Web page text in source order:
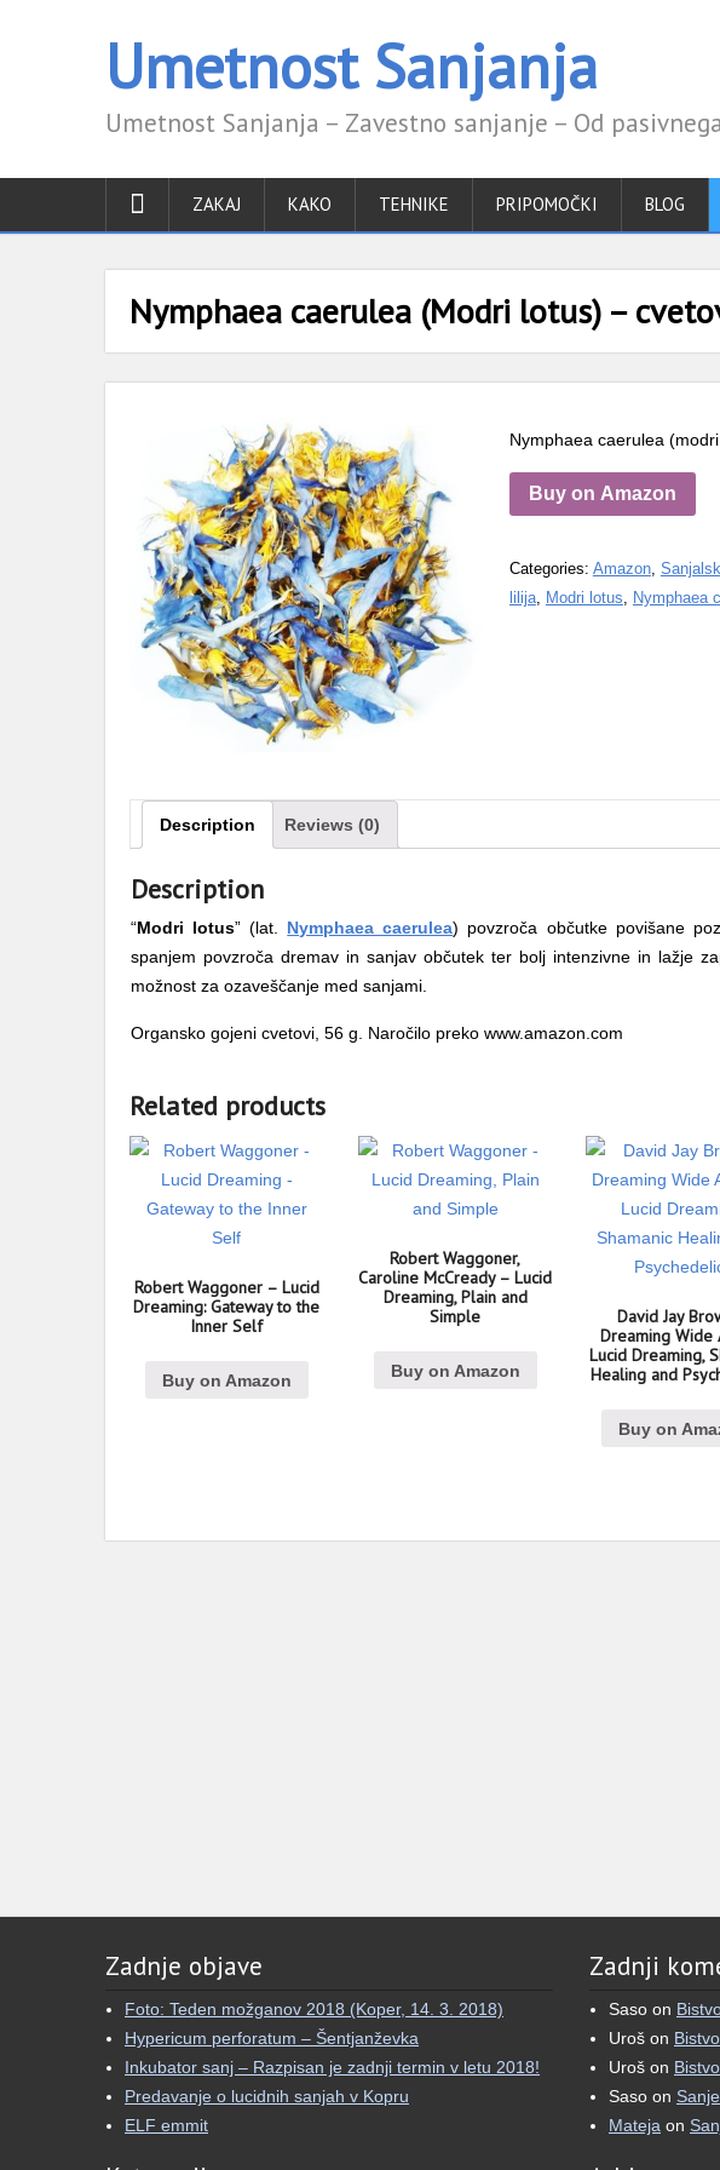
Umetnost Sanjanja
Umetnost Sanjanja – Zavestno sanjanje – Od
ZAKAJ KAKO TEHNIKE PRIPOMOČKI BLOG
Nymphaea caerulea (Modri lotus) –
Nymphaea caerulea
Buy on Amazon
Categories: Amazon,
lilija, Modri lotus Nymphaea
Description Reviews (0)
Description
“Modri lotus” (lat. Nymphaea caerulea) povzroča občutke povišane
spanjem povzroča dremav in sanjav občutek ter bolj intenzivne in lažje
možnost za ozaveščanje med sanjami.
Organsko gojeni cvetovi, 56 g. Naročilo preko www.amazon.com
Related products
Robert Waggoner – Lucid
Dreaming: Gateway to the
Inner Self
Buy on Amazon
Robert Waggoner,
Caroline McCready – Lucid
Dreaming, Plain and
Simple
Buy on Amazon
David Jay
Dreaming Wide
Lucid Dreaming,
Healing and
Buy on
Zadnje objave
Foto: Teden možganov 2018 (Koper, 14. 3. 2018)
Hypericum perforatum – Šentjanževka
Inkubator sanj – Razpisan je zadnji termin v letu 2018!
Predavanje o lucidnih sanjah v Kopru
ELF emmit
Zadnji
Saso on
Uroš on
Uroš on
Saso on
Mateja on